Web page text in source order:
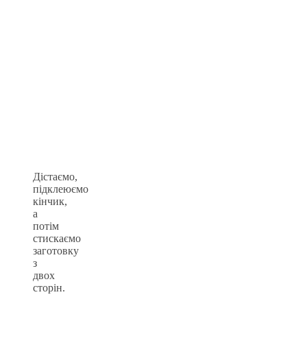
Дістаємо,
підклеюємо
кінчик,
а
потім
стискаємо
заготовку
з
двох
сторін.